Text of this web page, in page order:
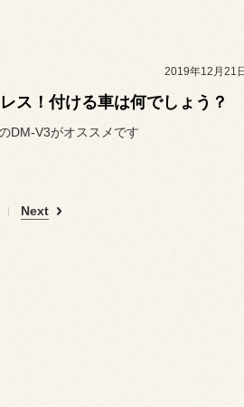
2019年12月21
ス！付ける車は何でしょう？
DM-V3がオススメです
Next